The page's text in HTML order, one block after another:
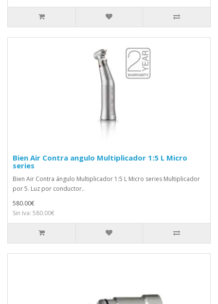
Bien Air Contra angulo Multiplicador 1:5 L Micro
series
Bien Air Contra ángulo Multiplicador 1:5 L Micro series Multiplicador
por 5. Luz por conductor..
580.00€
Sin Iva: 580.00€